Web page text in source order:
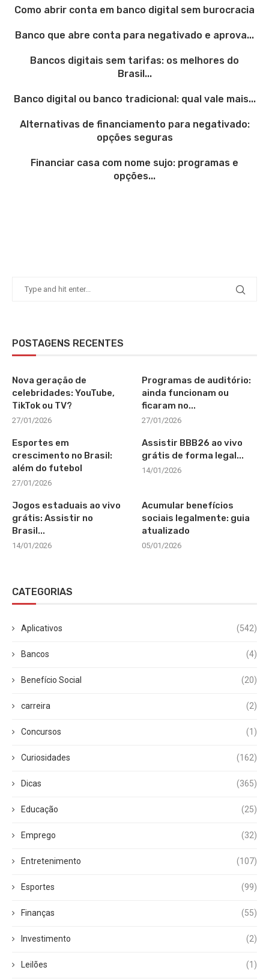
Como abrir conta em banco digital sem burocracia
Banco que abre conta para negativado e aprova...
Bancos digitais sem tarifas: os melhores do
Brasil...
Banco digital ou banco tradicional: qual vale mais...
Alternativas de financiamento para negativado:
opções seguras
Financiar casa com nome sujo: programas e
opções...
POSTAGENS RECENTES
Nova geração de
celebridades: YouTube,
TikTok ou TV?
27/01/2026
Programas de auditório:
ainda funcionam ou
ficaram no...
27/01/2026
Esportes em
crescimento no Brasil:
além do futebol
27/01/2026
Assistir BBB26 ao vivo
grátis de forma legal...
14/01/2026
Jogos estaduais ao vivo
grátis: Assistir no
Brasil...
14/01/2026
Acumular benefícios
sociais legalmente: guia
atualizado
05/01/2026
CATEGORIAS
Aplicativos (542)
Bancos (4)
Benefício Social (20)
carreira (2)
Concursos (1)
Curiosidades (162)
Dicas (365)
Educação (25)
Emprego (32)
Entretenimento (107)
Esportes (99)
Finanças (55)
Investimento (2)
Leilões (1)